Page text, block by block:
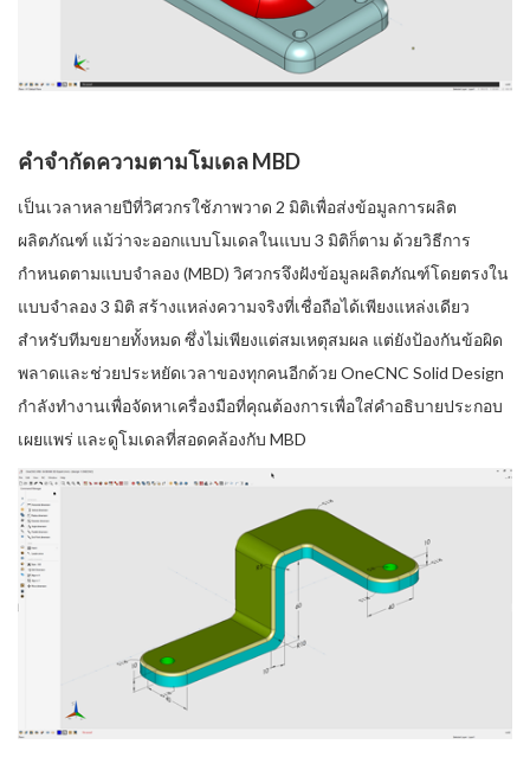
คำจำกัดความตามโมเดล MBD
เป็นเวลาหลายปีที่วิศวกรใช้ภาพวาด 2 มิติเพื่อส่งข้อมูลการผลิต
ผลิตภัณฑ์ แม้ว่าจะออกแบบโมเดลในแบบ 3 มิติก็ตาม ด้วยวิธีการ
กำหนดตามแบบจำลอง (MBD) วิศวกรจึงฝังข้อมูลผลิตภัณฑ์โดยตรงใน
แบบจำลอง 3 มิติ สร้างแหล่งความจริงที่เชื่อถือได้เพียงแหล่งเดียว
สำหรับทีมขยายทั้งหมด ซึ่งไม่เพียงแต่สมเหตุสมผล แต่ยังป้องกันข้อผิด
พลาดและช่วยประหยัดเวลาของทุกคนอีกด้วย OneCNC Solid Design
กำลังทำงานเพื่อจัดหาเครื่องมือที่คุณต้องการเพื่อใส่คำอธิบายประกอบ
เผยแพร่ และดูโมเดลที่สอดคล้องกับ MBD